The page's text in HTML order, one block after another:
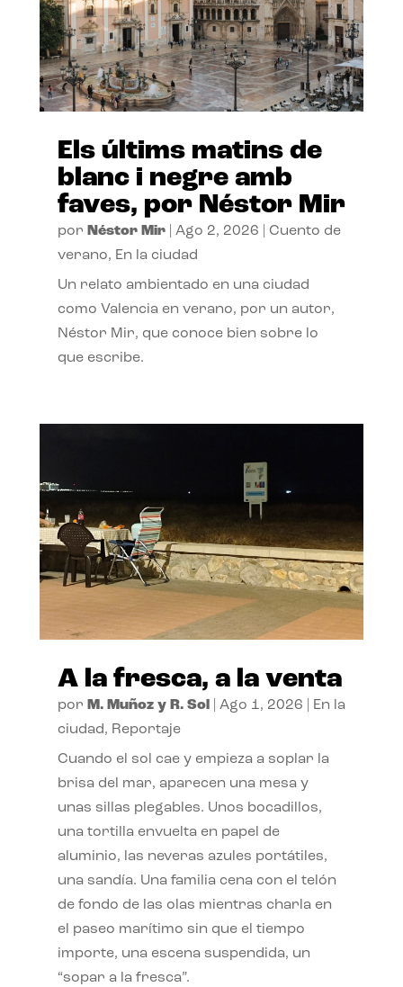
Els últims matins de
blanc i negre amb
faves, por Néstor Mir
por Néstor Mir| Ago 2, 2026
Cuento de
verano, En la ciudad
Un relato ambientado en una ciudad
como Valencia en verano, por un autor,
Néstor Mir, que conoce bien sobre lo
que escribe.
A la fresca, a la venta
por M. Muñoz y R. Sol| Ago 1, 2026
En la
ciudad, Reportaje
Cuando el sol cae y empieza a soplar la
brisa del mar, aparecen una mesa y
unas sillas plegables. Unos bocadillos,
una tortilla envuelta en papel de
aluminio, las neveras azules portátiles,
una sandía. Una familia cena con el telón
de fondo de las olas mientras charla en
el paseo marítimo sin que el tiempo
importe, una escena suspendida, un
“sopar a la fresca”.